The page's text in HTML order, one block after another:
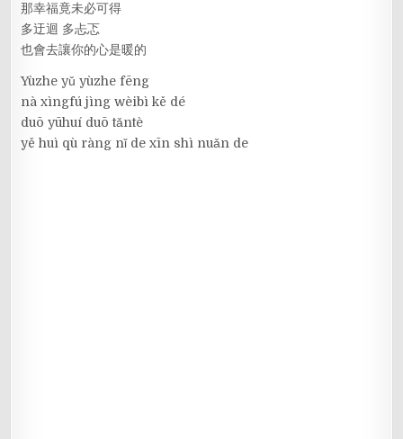
那幸福竟未必可得
多迂迴 多忐忑
也會去讓你的心是暖的
Yùzhe yǔ yùzhe fēng
nà xìngfú jìng wèibì kě dé
duō yūhuí duō tǎntè
yě huì qù ràng nǐ de xīn shì nuǎn de